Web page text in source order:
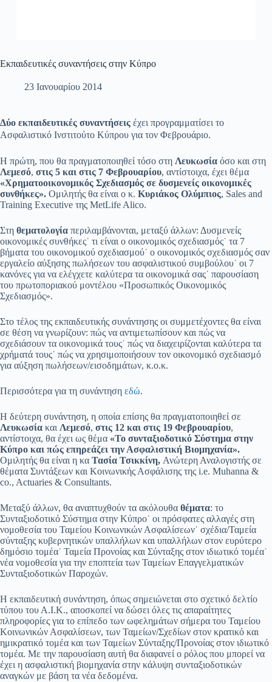
Εκπαιδευτικές συναντήσεις στην Κύπρο
23 Ιανουαρίου 2014
Δύο εκπαιδευτικές συναντήσεις έχει προγραμματίσει το
Ασφαλιστικό Ινστιτούτο Κύπρου για τον Φεβρουάριο.
Η πρώτη, που θα πραγματοποιηθεί τόσο στη Λευκωσία όσο και στη
Λεμεσό, στις 5 και στις 7 Φεβρουαρίου, αντίστοιχα, έχει θέμα
«Χρηματοοικονομικός Σχεδιασμός σε δυσμενείς οικονομικές
συνθήκες». Ομιλητής θα είναι ο κ. Κυριάκος Ολύμπιος, Sales and
Training Executive της MetLife Alico.
Στη θεματολογία περιλαμβάνονται, μεταξύ άλλων: Δυσμενείς
οικονομικές συνθήκες˙ τι είναι ο οικονομικός σχεδιασμός˙ τα 7
βήματα του οικονομικού σχεδιασμού˙ ο οικονομικός σχεδιασμός σαν
εργαλείο αύξησης πωλήσεων του ασφαλιστικού συμβούλου˙ οι 7
κανόνες για να ελέγχετε καλύτερα τα οικονομικά σας˙ παρουσίαση
του πρωτοποριακού μοντέλου «Προσωπικός Οικονομικός
Σχεδιασμός».
Στο τέλος της εκπαιδευτικής συνάντησης οι συμμετέχοντες θα είναι
σε θέση να γνωρίζουν: πώς να αντιμετωπίσουν και πώς να
σχεδιάσουν τα οικονομικά τους˙ πώς να διαχειρίζονται καλύτερα τα
χρήματά τους˙ πώς να χρησιμοποιήσουν τον οικονομικό σχεδιασμό
για αύξηση πωλήσεων/εισοδημάτων, κ.ο.κ.
Περισσότερα για τη συνάντηση εδώ.
Η δεύτερη συνάντηση, η οποία επίσης θα πραγματοποιηθεί σε
Λευκωσία και Λεμεσό, στις 12 και στις 19 Φεβρουαρίου,
αντίστοιχα, θα έχει ως θέμα «Το συνταξιοδοτικό Σύστημα στην
Κύπρο και πώς επηρεάζει την Ασφαλιστική Βιομηχανία».
Ομιλητής θα είναι η κα Τασία Τσικκίνη, Ανώτερη Αναλογιστής σε
θέματα Συντάξεων και Κοινωνικής Ασφάλισης της i.e. Muhanna &
co., Actuaries & Consultants.
Μεταξύ άλλων, θα αναπτυχθούν τα ακόλουθα θέματα: το
Συνταξιοδοτικό Σύστημα στην Κύπρο˙ οι πρόσφατες αλλαγές στη
νομοθεσία του Ταμείου Κοινωνικών Ασφαλίσεων˙ σχέδια/Ταμεία
σύνταξης κυβερνητικών υπαλλήλων και υπαλλήλων στον ευρύτερο
δημόσιο τομέα˙ Ταμεία Προνοίας και Σύνταξης στον ιδιωτικό τομέα˙
νέα νομοθεσία για την εποπτεία των Ταμείων Επαγγελματικών
Συνταξιοδοτικών Παροχών.
Η εκπαιδευτική συνάντηση, όπως σημειώνεται στο σχετικό δελτίο
τύπου του Α.Ι.Κ., αποσκοπεί να δώσει όλες τις απαραίτητες
πληροφορίες για το επίπεδο των ωφελημάτων σήμερα του Ταμείου
Κοινωνικών Ασφαλίσεων, των Ταμείων/Σχεδίων στον κρατικό και
ημικρατικό τομέα και των Ταμείων Σύνταξης/Προνοίας στον ιδιωτικό
τομέα. Με την παρουσίαση αυτή θα διαφανεί ο ρόλος που μπορεί να
έχει η ασφαλιστική βιομηχανία στην κάλυψη συνταξιοδοτικών
αναγκών με βάση τα νέα δεδομένα.